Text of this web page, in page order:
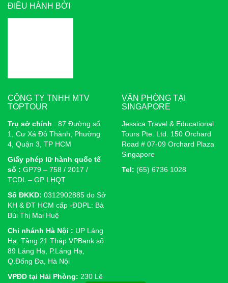
ĐIỀU HÀNH BỞI
CÔNG TY TNHH MTV
TOPTOUR
Trụ sở chính : 87 Đường số
1, Cư Xá Đô Thành, Phường
4, Quận 3, TP HCM
Giấy phép lữ hành quốc tế
số : GP79 – 758 / 2017 /
TCDL – GP LHQT
Số ĐKKD: 0312902885 do Sở
KH & ĐT HCM cấp -ĐDPL: Bà
Bùi Thị Mai Huệ
Chi nhánh Hà Nội : UP Láng
Hạ: Tầng 21 Tháp VPBank số
89 Láng Hạ, P.Láng Hạ,
Q.Đống Đa, Hà Nội
VPĐD tại Hải Phòng: 230 Lê
VĂN PHÒNG TẠI
SINGAPORE
Jessica Travel & Educational
Tours Pte. Ltd. 150 Orchard
Road # 07-09 Orchard Plaza
Singapore
Tel: (65) 6736 1028